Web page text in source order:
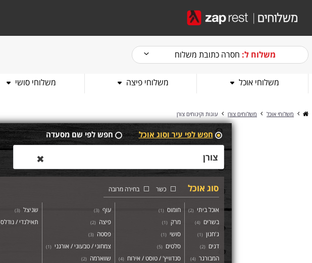
משלוח ל: חסרה כתובת משלוח
משלוחי אוכל משלוחי פיצה משלוחי סושי
משלוחי אוכל משלוחים צורן עוגות וקינוחים צורן
חפש לפי עיר וסוג אוכל חפש לפי שם מסעדה
✖
סוג אוכל כשר בחירה מרובה
אוכל ביתי (
2
)
בשרים (
4
)
ג'חנון (
1
)
דגים (
2
)
המבורגר (
4
)
חומוס (
1
)
מרק (
1
)
סושי (
1
)
סלטים (
5
)
סנדוויץ' / טוסט / אירוח (
4
)
עוף (
3
)
פיצה (
2
)
פסטה (
3
)
צמחוני / טבעוני / אורגני (
1
)
שווארמה (
2
)
שניצל (
3
)
תאילנדי / נודלס